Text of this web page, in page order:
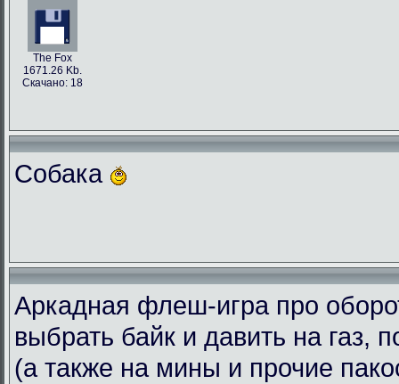
The Fox
1671.26 Kb.
Скачано: 18
Собака
Аркадная флеш-игра про
выбрать байк и давить на газ,
(а также на мины и прочие